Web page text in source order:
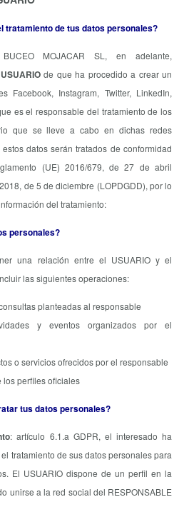
tratamiento de tus datos personales?
MOJACAR SL, en adelante,
USUARIO de que ha procedido a crear un
Facebook, Instagram, Twitter, LinkedIn,
es el responsable del tratamiento de los
que se lleve a cabo en dichas redes
datos serán tratados de conformidad
(UE) 2016/679, de 27 de abril
de 5 de diciembre (LOPDGDD), por lo
del tratamiento:
personales?
una relación entre el USUARIO y el
las siguientes operaciones:
planteadas al responsable
y eventos organizados por el
o servicios ofrecidos por el responsable
los perfiles oficiales
tus datos personales?
: artículo 6.1.a GDPR, el interesado ha
tratamiento de sus datos personales para
El USUARIO dispone de un perfil en la
unirse a la red social del RESPONSABLE